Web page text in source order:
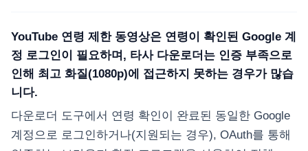
YouTube 연령 제한 동영상은 연령이 확인된 Google 계
정 로그인이 필요하며, 타사 다운로더는 인증 부족으로
인해 최고 화질(1080p)에 접근하지 못하는 경우가 많습
니다.
다운로더 도구에서 연령 확인이 완료된 동일한 Google
계정으로 로그인하거나(지원되는 경우), OAuth를 통해